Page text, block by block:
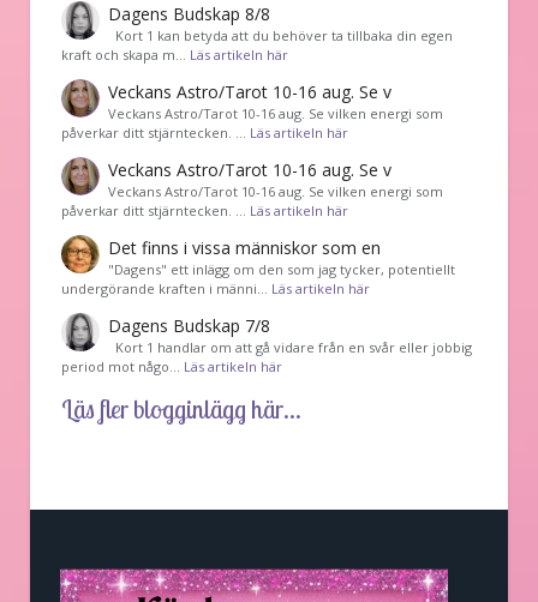
Dagens Budskap 8/8
Kort 1 kan betyda att du behöver ta tillbaka din egen
kraft och skapa m… Läs artikeln här
Veckans Astro/Tarot 10-16 aug. Se v
Veckans Astro/Tarot 10-16 aug. Se vilken energi som
påverkar ditt stjärntecken. … Läs artikeln här
Veckans Astro/Tarot 10-16 aug. Se v
Veckans Astro/Tarot 10-16 aug. Se vilken energi som
påverkar ditt stjärntecken. … Läs artikeln här
Det finns i vissa människor som en
"Dagens" ett inlägg om den som jag tycker, potentiellt
undergörande kraften i männi… Läs artikeln här
Dagens Budskap 7/8
Kort 1 handlar om att gå vidare från en svår eller jobbig
period mot någo… Läs artikeln här
Läs fler blogginlägg här...